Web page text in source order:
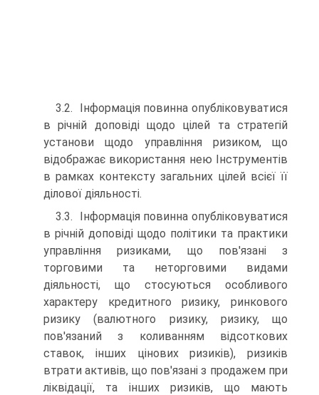
3.2. Інформація повинна опубліковуватися
в річній доповіді щодо цілей та стратегій
установи щодо управління ризиком, що
відображає використання нею Інструментів
в рамках контексту загальних цілей всієї її
ділової діяльності.
3.3. Інформація повинна опубліковуватися
в річній доповіді щодо політики та практики
управління ризиками, що пов'язані з
торговими та неторговими видами
діяльності, що стосуються особливого
характеру кредитного ризику, ринкового
ризику (валютного ризику, ризику, що
пов'язаний з коливанням відсоткових
ставок, інших цінових ризиків), ризиків
втрати активів, що пов'язані з продажем при
ліквідації, та інших ризиків, що мають